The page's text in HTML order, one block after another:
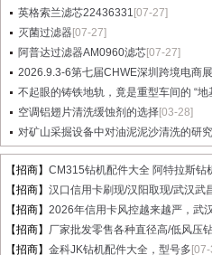
英格索兰滤芯22436331 [07-27]
灭菌过滤器[07-27]
阿普达过滤器AM0960滤芯[07-27]
2026.9.3-6第七届CHWE深圳跨境电商
不起眼的铸铁地轨，竟是重型车间的 “地
空调铝翅片清洗缓蚀剂的选择[03-28]
对矿山采掘设备中对油泥泥沙清洗的研究
【招商】 CM315钻机配件大全 阿特拉斯钻
【招商】 汉口信用卡刷现/汉阳取现/武汉武
【招商】 2026年信用卡风控越来越严，武
【招商】 厂家批发零售各种直径高/低风压
【招商】 金科JK钻机配件大全，型号多